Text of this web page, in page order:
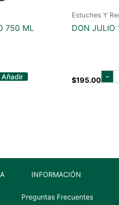
750 ML
Añadir
Estuches Y
DON JULIO
$195.00 -
INFORMACIÓN
Preguntas Frecuentes